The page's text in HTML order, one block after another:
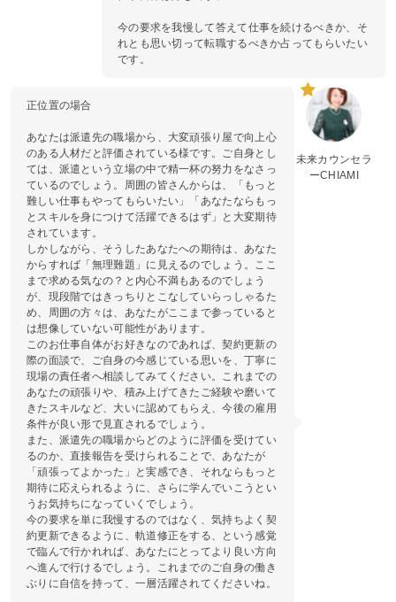
今の要求を我慢して答えて仕事を続けるべきか、そ
れとも思い切って転職するべきか占ってもらいたい
です。
未来カウンセラ
ーCHIAMI
正位置の場合
あなたは派遣先の職場から、大変頑張り屋で向上心
のある人材だと評価されている様です。ご自身とし
ては、派遣という立場の中で精一杯の努力をなさっ
ているのでしょう。周囲の皆さんからは、「もっと
難しい仕事もやってもらいたい」「あなたならもっ
とスキルを身につけて活躍できるはず」と大変期待
されています。
しかしながら、そうしたあなたへの期待は、あなた
からすれば「無理難題」に見えるのでしょう。ここ
まで求める気なの？と内心不満もあるのでしょう
が、現段階ではきっちりとこなしていらっしゃるた
め、周囲の方々は、あなたがここまで参っていると
は想像していない可能性があります。
このお仕事自体がお好きなのであれば、契約更新の
際の面談で、ご自身の今感じている思いを、丁寧に
現場の責任者へ相談してみてください。これまでの
あなたの頑張りや、積み上げてきたご経験や磨いて
きたスキルなど、大いに認めてもらえ、今後の雇用
条件が良い形で見直されるでしょう。
また、派遣先の職場からどのように評価を受けてい
るのか、直接報告を受けられることで、あなたが
「頑張ってよかった」と実感でき、それならもっと
期待に応えられるように、さらに学んでいこうとい
うお気持ちになっていくでしょう。
今の要求を単に我慢するのではなく、気持ちよく契
約更新できるように、軌道修正をする、という感覚
で臨んで行かれれば、あなたにとってより良い方向
へ進んで行けるでしょう。これまでのご自身の働き
ぶりに自信を持って、一層活躍されてくださいね。